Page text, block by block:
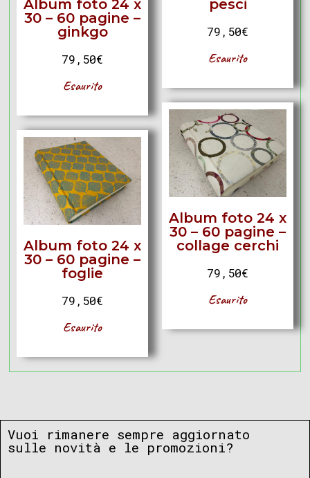
pesci
79,50€
Esaurito
Album foto 24 x
30 – 60 pagine –
ginkgo
79,50€
Esaurito
Album foto 24 x
30 – 60 pagine –
collage cerchi
79,50€
Esaurito
Album foto 24 x
30 – 60 pagine –
foglie
79,50€
Esaurito
Vuoi rimanere sempre aggiornato
sulle novità e le promozioni?